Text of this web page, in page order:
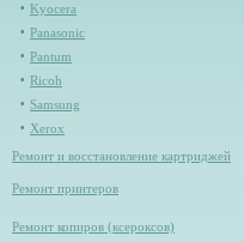
Kyocera
Panasonic
Pantum
Ricoh
Samsung
Xerox
Ремонт и восстановление картриджей
Ремонт принтеров
Ремонт копиров (ксероксов)